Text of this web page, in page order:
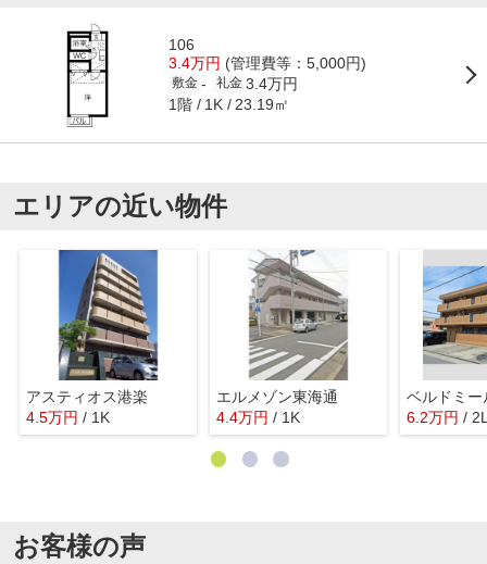
106
3.4万円 (管理費等：5,000円)
敷金 - 礼金 3.4万円
1階 1K 23.19㎡
エリアの近い物件
アスティオス港楽
4.5万円 / 1K
エルメゾン東海通
4.4万円 / 1K
ベルドミー
6.2万円 /
お客様の声